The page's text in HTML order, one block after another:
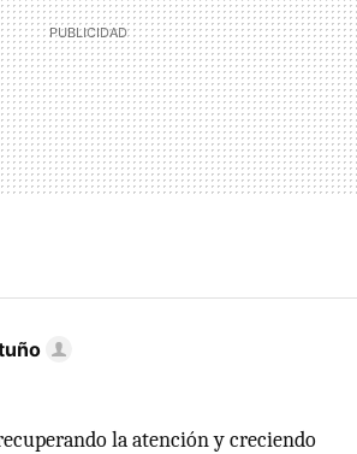
la atención y creciendo